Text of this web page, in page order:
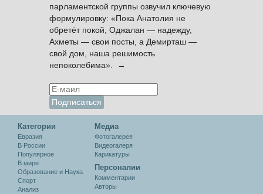
парламентской группы озвучил ключевую
формулировку: «Пока Анатолия не
обретёт покой, Оджалан — надежду,
Ахметы — свои посты, а Демирташ —
свой дом, наша решимость
непоколебима». →
Категории
Евразия
В России
Популярное
В мире
Образование и Наука
Спорт
Анализ
Медиа
Фотогалерея
Видеогалеря
Карикатуры
Персоналии
Комментарии
Авторы